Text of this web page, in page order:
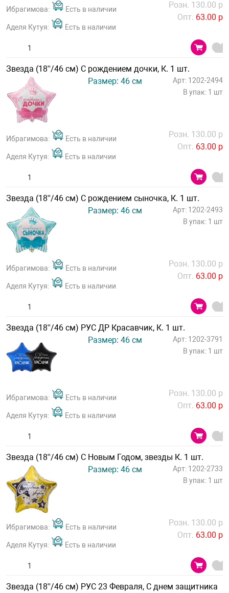
Ибрагимова: Есть в наличии
Аделя Кутуя: Есть в наличии
Розн. 130.00 р
Опт. 63.00 р
Звезда (18''/46 см) С рождением дочки, К. 1 шт.
Размер: 46 см
Арт: 1202-2494
В упак: 1 шт
Ибрагимова: Есть в наличии
Аделя Кутуя: Есть в наличии
Розн. 130.00 р
Опт. 63.00 р
Звезда (18''/46 см) С рождением сыночка, К. 1 шт.
Размер: 46 см
Арт: 1202-2493
В упак: 1 шт
Ибрагимова: Есть в наличии
Аделя Кутуя: Есть в наличии
Розн. 130.00 р
Опт. 63.00 р
Звезда (18''/46 см) РУС ДР Красавчик, К. 1 шт.
Размер: 46 см
Арт: 1202-3791
В упак: 1 шт
Ибрагимова: Есть в наличии
Аделя Кутуя: Есть в наличии
Розн. 130.00 р
Опт. 63.00 р
Звезда (18''/46 см) С Новым Годом, звезды К. 1 шт.
Размер: 46 см
Арт: 1202-2733
В упак: 1 шт
Ибрагимова: Есть в наличии
Аделя Кутуя: Есть в наличии
Розн. 130.00 р
Опт. 63.00 р
Звезда (18''/46 см) РУС 23 Февраля, С днем защитника